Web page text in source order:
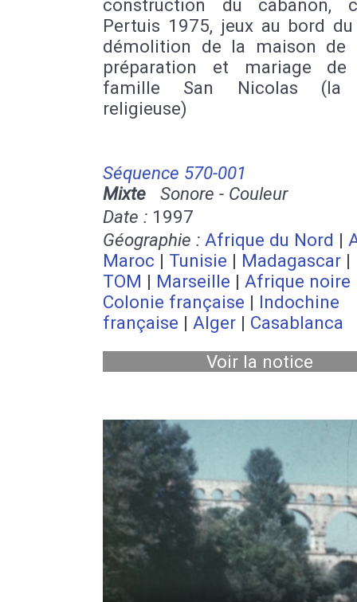
construction du cabanon,
Pertuis 1975, jeux au bord du
démolition de la maison de
préparation et mariage de
famille San Nicolas (la
religieuse)
Séquence 570-001
Mixte Sonore - Couleur
Date : 1997
Géographie : Afrique du Nord |
Maroc | Tunisie | Madagascar |
TOM | Marseille | Afrique noire
Colonie française | Indochine
française | Alger | Casablanca
Voir la notice